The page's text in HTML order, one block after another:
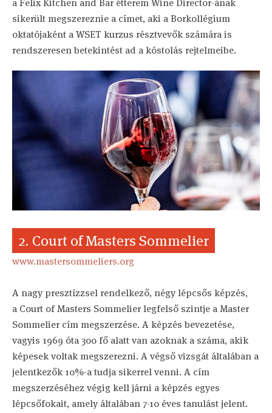
a Felix Kitchen and Bar étterem Wine Director-ának
sikerült megszereznie a címet, aki a Borkollégium
oktatójaként a WSET kurzus résztvevők számára is
rendszeresen betekintést ad a kóstolás rejtelmeibe.
2. Court of Masters Sommelier
www.mastersommeliers.org
A nagy presztízzsel rendelkező, négy lépcsős képzés,
a Court of Masters Sommelier legfelső szintje a Master
Sommelier cím megszerzése. A képzés bevezetése,
vagyis 1969 óta 300 fő alatt van azoknak a száma, akik
képesek voltak megszerezni. A végső vizsgát általában a
jelentkezők 10%-a tudja sikerrel venni. A cím
megszerzéséhez végig kell járni a képzés egyes
lépcsőfokait, amely általában 7-10 éves tanulást jelent.